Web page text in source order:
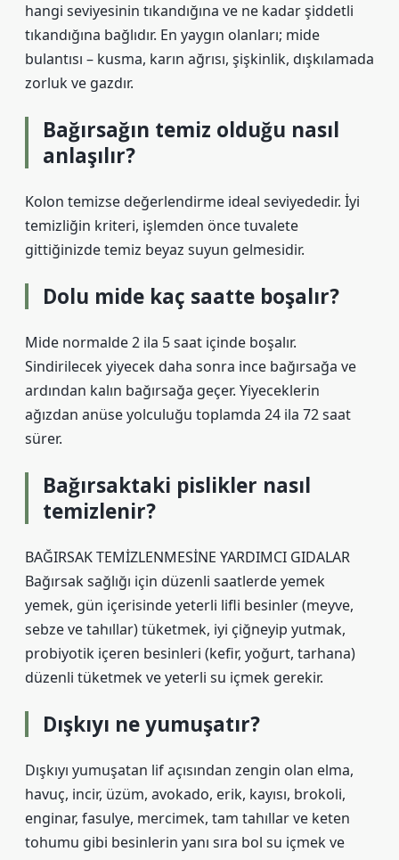
hangi seviyesinin tıkandığına ve ne kadar şiddetli
tıkandığına bağlıdır. En yaygın olanları; mide
bulantısı – kusma, karın ağrısı, şişkinlik, dışkılamada
zorluk ve gazdır.
Bağırsağın temiz olduğu nasıl
anlaşılır?
Kolon temizse değerlendirme ideal seviyededir. İyi
temizliğin kriteri, işlemden önce tuvalete
gittiğinizde temiz beyaz suyun gelmesidir.
Dolu mide kaç saatte boşalır?
Mide normalde 2 ila 5 saat içinde boşalır.
Sindirilecek yiyecek daha sonra ince bağırsağa ve
ardından kalın bağırsağa geçer. Yiyeceklerin
ağızdan anüse yolculuğu toplamda 24 ila 72 saat
sürer.
Bağırsaktaki pislikler nasıl
temizlenir?
BAĞIRSAK TEMİZLENMESİNE YARDIMCI GIDALAR
Bağırsak sağlığı için düzenli saatlerde yemek
yemek, gün içerisinde yeterli lifli besinler (meyve,
sebze ve tahıllar) tüketmek, iyi çiğneyip yutmak,
probiyotik içeren besinleri (kefir, yoğurt, tarhana)
düzenli tüketmek ve yeterli su içmek gerekir.
Dışkıyı ne yumuşatır?
Dışkıyı yumuşatan lif açısından zengin olan elma,
havuç, incir, üzüm, avokado, erik, kayısı, brokoli,
enginar, fasulye, mercimek, tam tahıllar ve keten
tohumu gibi besinlerin yanı sıra bol su içmek ve